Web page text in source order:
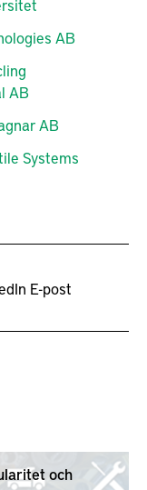
AB
AB
AB
Systems
E-post
och